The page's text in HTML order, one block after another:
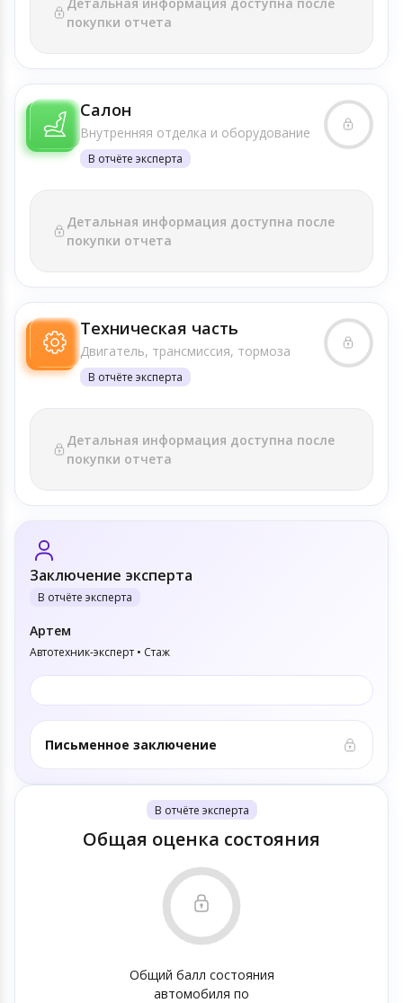
покупки отчета
Салон
Внутренняя отделка и оборудование
В отчёте эксперта
Детальная информация доступна после
покупки отчета
Техническая часть
Двигатель, трансмиссия, тормоза
В отчёте эксперта
Детальная информация доступна после
покупки отчета
Заключение эксперта
В отчёте эксперта
Артем
Автотехник-эксперт • Стаж
Письменное заключение
В отчёте эксперта
Общая оценка состояния
Общий балл состояния
автомобиля по